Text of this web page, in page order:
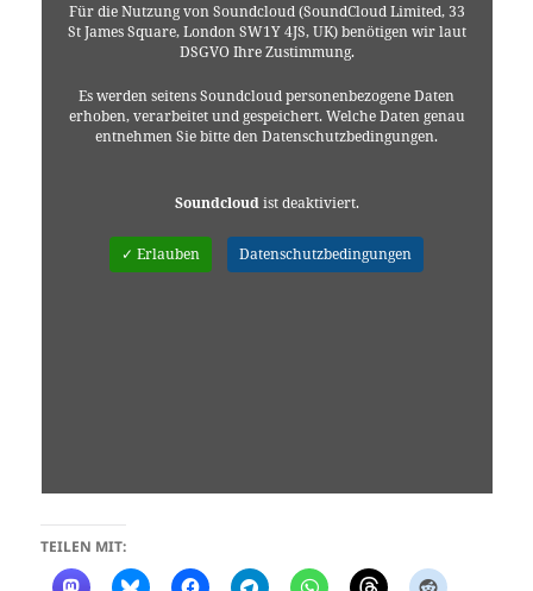
Für die Nutzung von Soundcloud (SoundCloud Limited, 33
St James Square, London SW1Y 4JS, UK) benötigen wir laut
DSGVO Ihre Zustimmung.
Es werden seitens Soundcloud personenbezogene Daten
erhoben, verarbeitet und gespeichert. Welche Daten genau
entnehmen Sie bitte den Datenschutzbedingungen.
Soundcloudist deaktiviert.
✓ Erlauben Datenschutzbedingungen
TEILEN MIT: